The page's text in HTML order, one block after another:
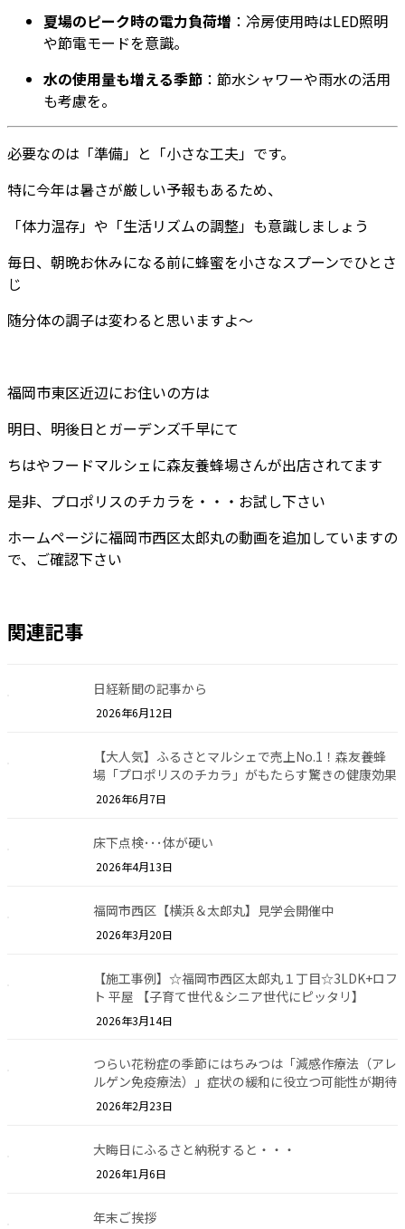
夏場のピーク時の電力負荷増 ：冷房使用時はLED照明
や節電モードを意識。
水の使用量も増える季節 ：節水シャワーや雨水の活用
も考慮を。
必要なのは「準備」と「小さな工夫」です。
特に今年は暑さが厳しい予報もあるため、
「体力温存」や「生活リズムの調整」も意識しましょう
毎日、朝晩お休みになる前に蜂蜜を小さなスプーンでひとさ
じ
随分体の調子は変わると思いますよ～
福岡市東区近辺にお住いの方は
明日、明後日とガーデンズ千早にて
ちはやフードマルシェに森友養蜂場さんが出店されてます
是非、プロポリスのチカラを・・・お試し下さい
ホームページに福岡市西区太郎丸の動画を追加していますの
で、ご確認下さい
関連記事
日経新聞の記事から
2026年6月12日
【大人気】ふるさとマルシェで売上No.1！森友養蜂
場「プロポリスのチカラ」がもたらす驚きの健康効果
2026年6月7日
床下点検･･･体が硬い
2026年4月13日
福岡市西区【横浜＆太郎丸】見学会開催中
2026年3月20日
【施工事例】☆福岡市西区太郎丸１丁目☆3LDK+ロフ
ト 平屋 【子育て世代＆シニア世代にピッタリ】
2026年3月14日
つらい花粉症の季節にはちみつは「減感作療法（アレ
ルゲン免疫療法）」症状の緩和に役立つ可能性が期待
2026年2月23日
大晦日にふるさと納税すると・・・
2026年1月6日
年末ご挨拶